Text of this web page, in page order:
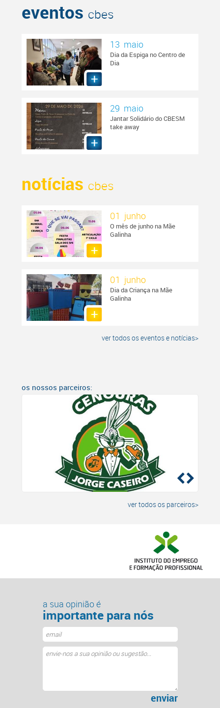
eventos cbes
13 maio
Dia da Espiga no Centro de
Dia
29 maio
Jantar Solidário do CBESM
take away
notícias cbes
01 junho
O mês de junho na Mãe
Galinha
01 junho
Dia da Criança na Mãe
Galinha
ver todos os eventos e notícias>
os nossos parceiros:
ver todos os parceiros>
a sua opinião é
importante para nós
enviar